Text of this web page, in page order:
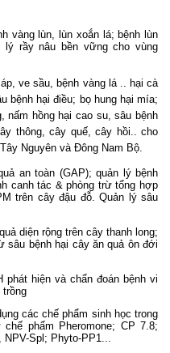
lùn, lùn xoắn lá; bệnh lùn
lý rầy nâu bền vững cho vùng
sầu, bệnh vàng lá .. hại cà
bệnh hại điều; bọ hung hại mía;
nấm hồng hại cao su, sâu bệnh
thông, cây quế, cây hồi.. cho
Nguyên và Đông Nam Bộ.
toàn (GAP); quản lý bệnh
canh tác & phòng trừ tổng hợp
trên cây đậu đỗ. Quản lý sâu
rộng trên cây thanh long;
sâu bệnh hại cây ăn quả ôn đới
hiện và chẩn đoán bệnh vi
trồng
các chế phẩm sinh học trong
phẩm Pheromone; CP 7.8;
Spl; Phyto-PP1...